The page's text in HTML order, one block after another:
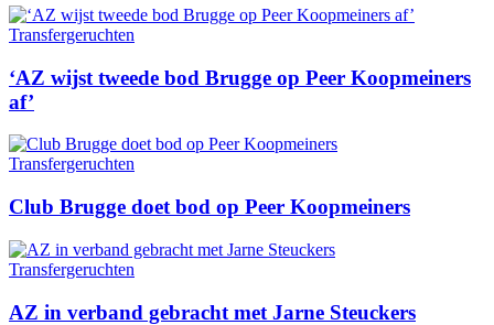
Transfergeruchten
‘AZ wijst tweede bod Brugge op Peer Koopmeiners
af’
Transfergeruchten
Club Brugge doet bod op Peer Koopmeiners
Transfergeruchten
AZ in verband gebracht met Jarne Steuckers